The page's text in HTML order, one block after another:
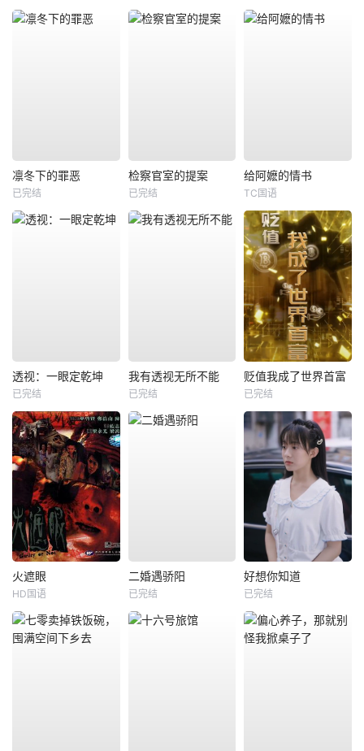
凛冬下的罪恶
已完结
检察官室的提案
已完结
给阿嬷的情书
TC国语
透视：一眼定乾坤
已完结
我有透视无所不能
已完结
贬值我成了世界首富
已完结
火遮眼
HD国语
二婚遇骄阳
已完结
好想你知道
已完结